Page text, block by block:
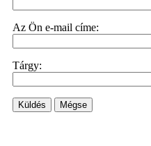
Az Ön e-mail címe:
Tárgy:
Küldés Mégse